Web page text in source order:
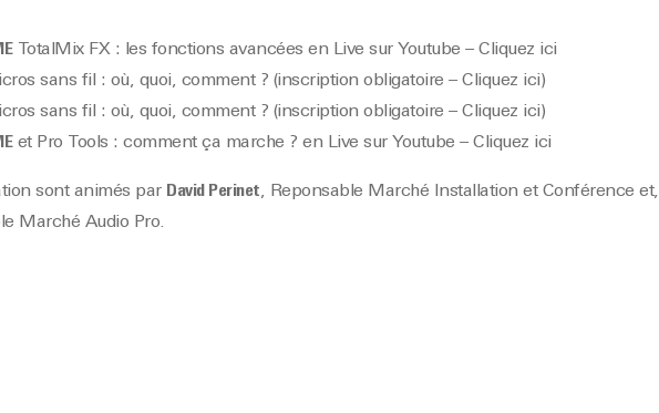
TotalMix FX : les fonctions avancées en Live sur Youtube – Cliquez ici
sans fil : où, quoi, comment ? (inscription obligatoire – Cliquez ici)
sans fil : où, quoi, comment ? (inscription obligatoire – Cliquez ici)
et Pro Tools : comment ça marche ? en Live sur Youtube – Cliquez ici
sont animés par David Perinet, Reponsable Marché Installation et Conférence et,
Marché Audio Pro.